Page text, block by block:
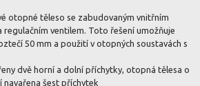
otopné těleso se zabudovaným vnitřním
ventilem. Toto řešení umožňuje
50 mm a použití v otopných soustavách s
dvě horní a dolní příchytky, otopná tělesa o
navařena šest příchytek